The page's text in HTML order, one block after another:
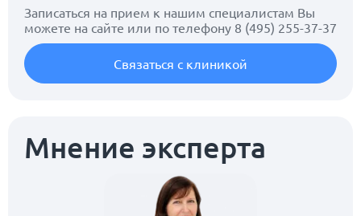
Записаться на прием к нашим специалистам Вы
можете на сайте или по телефону 8 (495) 255-37-37
Связаться с клиникой
Мнение эксперта